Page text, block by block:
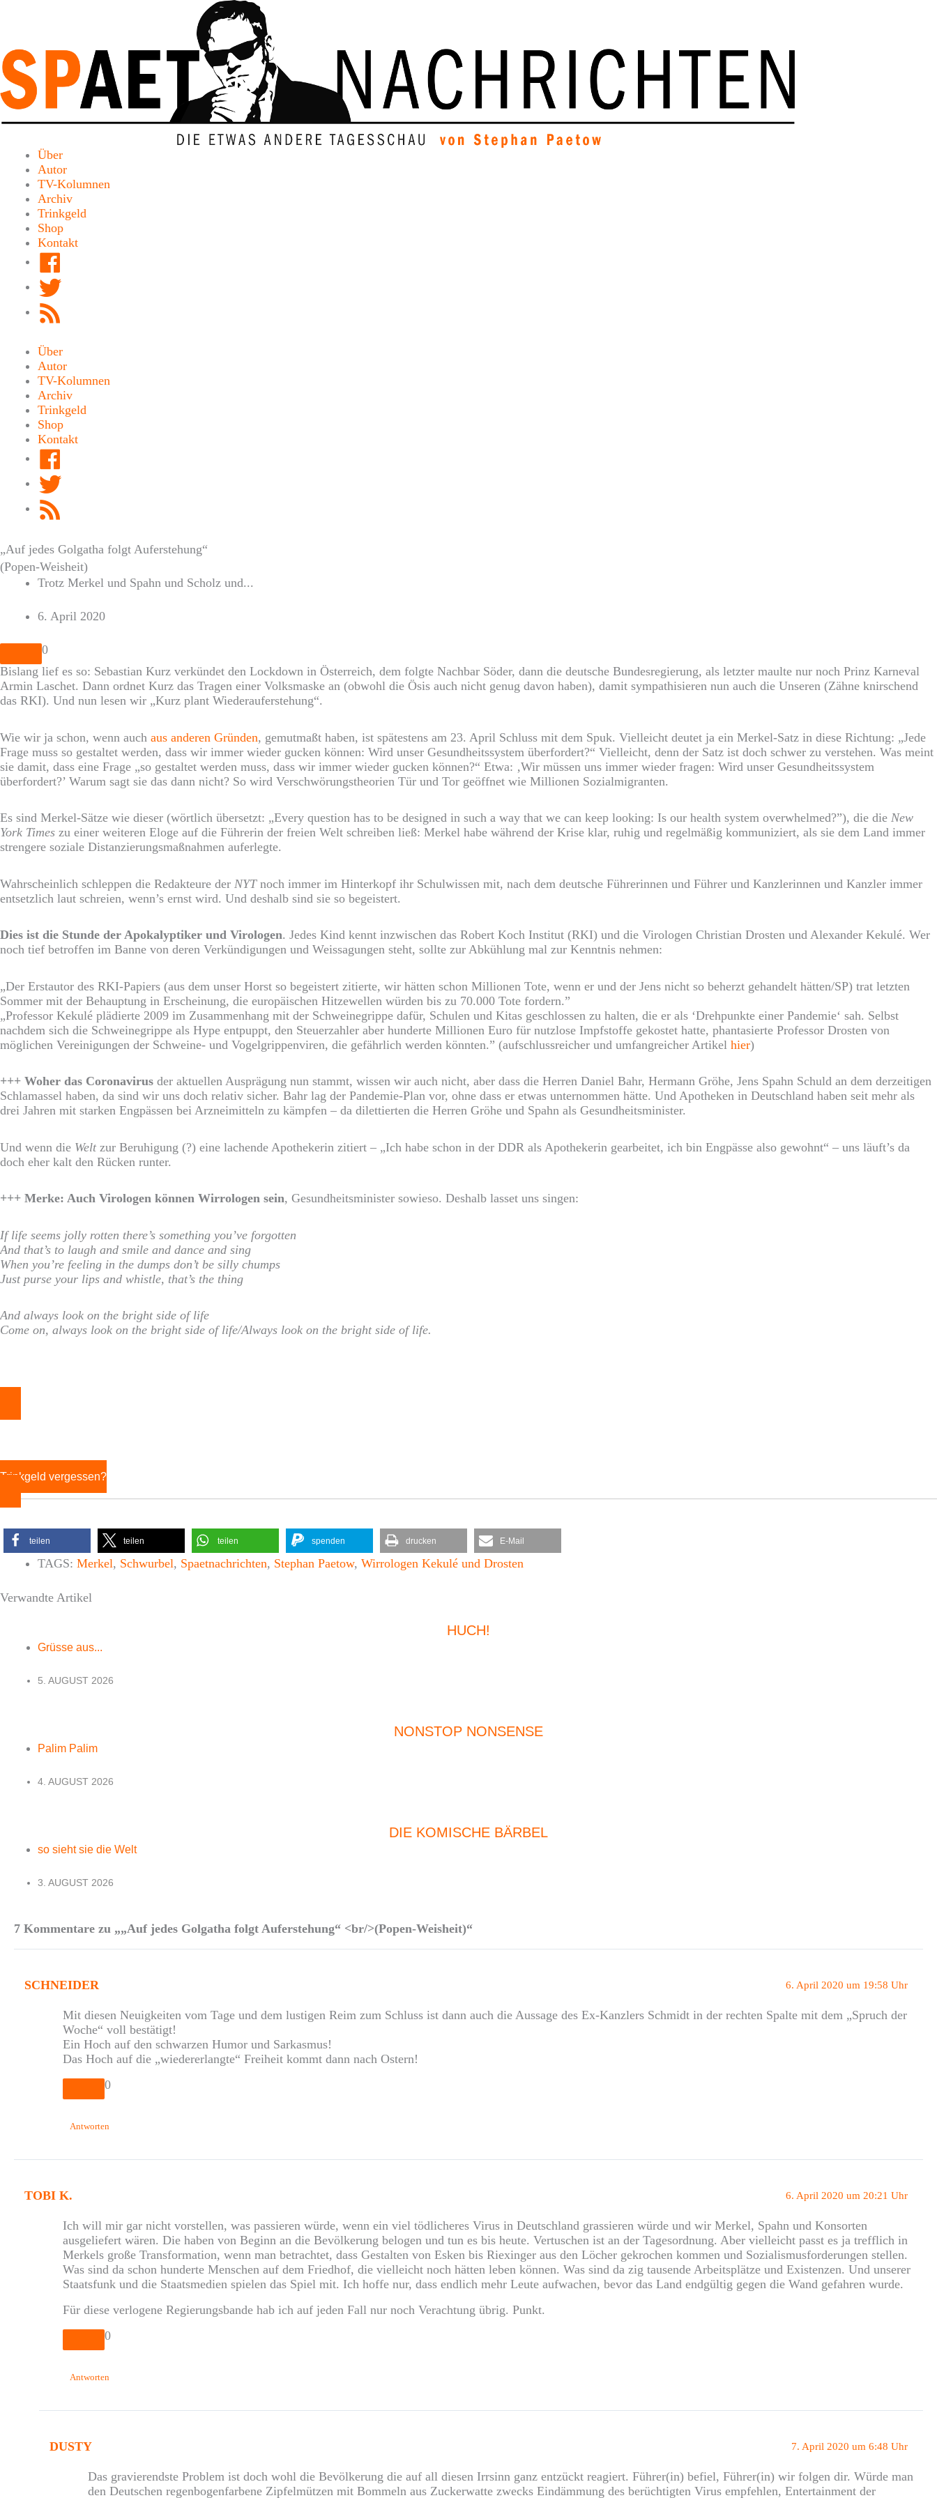
Über
Autor
TV-Kolumnen
Archiv
Trinkgeld
Shop
Kontakt
Über
Autor
TV-Kolumnen
Archiv
Trinkgeld
Shop
Kontakt
„Auf jedes Golgatha folgt Auferstehung“
(Popen-Weisheit)
Trotz Merkel und Spahn und Scholz und...
6. April 2020
0
Bislang lief es so: Sebastian Kurz verkündet den Lockdown in Österreich, dem folgte Nachbar Söder, dann die deutsche Bundesregierung, als letzter maulte nur noch Prinz Karneval
Armin Laschet. Dann ordnet Kurz das Tragen einer Volksmaske an (obwohl die Ösis auch nicht genug davon haben), damit sympathisieren nun auch die Unseren (Zähne knirschend
das RKI). Und nun lesen wir „Kurz plant Wiederauferstehung“.
Wie wir ja schon, wenn auch aus anderen Gründen, gemutmaßt haben, ist spätestens am 23. April Schluss mit dem Spuk. Vielleicht deutet ja ein Merkel-Satz in diese Richtung: „Jede
Frage muss so gestaltet werden, dass wir immer wieder gucken können: Wird unser Gesundheitssystem überfordert?“ Vielleicht, denn der Satz ist doch schwer zu verstehen. Was meint
sie damit, dass eine Frage „so gestaltet werden muss, dass wir immer wieder gucken können?“ Etwa: ‚Wir müssen uns immer wieder fragen: Wird unser Gesundheitssystem
überfordert?’ Warum sagt sie das dann nicht? So wird Verschwörungstheorien Tür und Tor geöffnet wie Millionen Sozialmigranten.
Es sind Merkel-Sätze wie dieser (wörtlich übersetzt: „Every question has to be designed in such a way that we can keep looking: Is our health system overwhelmed?”), die die New
York Times zu einer weiteren Eloge auf die Führerin der freien Welt schreiben ließ: Merkel habe während der Krise klar, ruhig und regelmäßig kommuniziert, als sie dem Land immer
strengere soziale Distanzierungsmaßnahmen auferlegte.
Wahrscheinlich schleppen die Redakteure der NYTnoch immer im Hinterkopf ihr Schulwissen mit, nach dem deutsche Führerinnen und Führer und Kanzlerinnen und Kanzler immer
entsetzlich laut schreien, wenn’s ernst wird. Und deshalb sind sie so begeistert.
Dies ist die Stunde der Apokalyptiker und Virologen. Jedes Kind kennt inzwischen das Robert Koch Institut (RKI) und die Virologen Christian Drosten und Alexander Kekulé. Wer
noch tief betroffen im Banne von deren Verkündigungen und Weissagungen steht, sollte zur Abkühlung mal zur Kenntnis nehmen:
„Der Erstautor des RKI-Papiers (aus dem unser Horst so begeistert zitierte, wir hätten schon Millionen Tote, wenn er und der Jens nicht so beherzt gehandelt hätten/SP) trat letzten
Sommer mit der Behauptung in Erscheinung, die europäischen Hitzewellen würden bis zu 70.000 Tote fordern.”
„Professor Kekulé plädierte 2009 im Zusammenhang mit der Schweinegrippe dafür, Schulen und Kitas geschlossen zu halten, die er als ‘Drehpunkte einer Pandemie‘ sah. Selbst
nachdem sich die Schweinegrippe als Hype entpuppt, den Steuerzahler aber hunderte Millionen Euro für nutzlose Impfstoffe gekostet hatte, phantasierte Professor Drosten von
möglichen Vereinigungen der Schweine- und Vogelgrippenviren, die gefährlich werden könnten.” (aufschlussreicher und umfangreicher Artikel hier)
+++ Woher das Coronavirus der aktuellen Ausprägung nun stammt, wissen wir auch nicht, aber dass die Herren Daniel Bahr, Hermann Gröhe, Jens Spahn Schuld an dem derzeitigen
Schlamassel haben, da sind wir uns doch relativ sicher. Bahr lag der Pandemie-Plan vor, ohne dass er etwas unternommen hätte. Und Apotheken in Deutschland haben seit mehr als
drei Jahren mit starken Engpässen bei Arzneimitteln zu kämpfen – da dilettierten die Herren Gröhe und Spahn als Gesundheitsminister.
Und wenn die Weltzur Beruhigung (?) eine lachende Apothekerin zitiert – „Ich habe schon in der DDR als Apothekerin gearbeitet, ich bin Engpässe also gewohnt“ – uns läuft’s da
doch eher kalt den Rücken runter.
+++ Merke: Auch Virologen können Wirrologen sein, Gesundheitsminister sowieso. Deshalb lasset uns singen:
If life seems jolly rotten there’s something you’ve forgotten
And that’s to laugh and smile and dance and sing
When you’re feeling in the dumps don’t be silly chumps
Just purse your lips and whistle, that’s the thing
And always look on the bright side of life
Come on, always look on the bright side of life/Always look on the bright side of life.
Trinkgeld vergessen?
teilen teilen teilen spenden drucken E-Mail
TAGS: Merkel, Schwurbel, Spaetnachrichten, Stephan Paetow, Wirrologen Kekulé und Drosten
Verwandte Artikel
HUCH!
Grüsse aus...
5. AUGUST 2026
NONSTOP NONSENSE
Palim Palim
4. AUGUST 2026
DIE KOMISCHE BÄRBEL
so sieht sie die Welt
3. AUGUST 2026
7 Kommentare zu „„Auf jedes Golgatha folgt Auferstehung“ <br/>(Popen-Weisheit)“
SCHNEIDER 6. April 2020 um 19:58 Uhr
Mit diesen Neuigkeiten vom Tage und dem lustigen Reim zum Schluss ist dann auch die Aussage des Ex-Kanzlers Schmidt in der rechten Spalte mit dem „Spruch der
Woche“ voll bestätigt!
Ein Hoch auf den schwarzen Humor und Sarkasmus!
Das Hoch auf die „wiedererlangte“ Freiheit kommt dann nach Ostern!
0
Antworten
TOBI K. 6. April 2020 um 20:21 Uhr
Ich will mir gar nicht vorstellen, was passieren würde, wenn ein viel tödlicheres Virus in Deutschland grassieren würde und wir Merkel, Spahn und Konsorten
ausgeliefert wären. Die haben von Beginn an die Bevölkerung belogen und tun es bis heute. Vertuschen ist an der Tagesordnung. Aber vielleicht passt es ja trefflich in
Merkels große Transformation, wenn man betrachtet, dass Gestalten von Esken bis Riexinger aus den Löcher gekrochen kommen und Sozialismusforderungen stellen.
Was sind da schon hunderte Menschen auf dem Friedhof, die vielleicht noch hätten leben können. Was sind da zig tausende Arbeitsplätze und Existenzen. Und unserer
Staatsfunk und die Staatsmedien spielen das Spiel mit. Ich hoffe nur, dass endlich mehr Leute aufwachen, bevor das Land endgültig gegen die Wand gefahren wurde.
Für diese verlogene Regierungsbande hab ich auf jeden Fall nur noch Verachtung übrig. Punkt.
0
Antworten
DUSTY 7. April 2020 um 6:48 Uhr
Das gravierendste Problem ist doch wohl die Bevölkerung die auf all diesen Irrsinn ganz entzückt reagiert. Führer(in) befiel, Führer(in) wir folgen dir. Würde man
den Deutschen regenbogenfarbene Zipfelmützen mit Bommeln aus Zuckerwatte zwecks Eindämmung des berüchtigten Virus empfehlen, Entertainment der